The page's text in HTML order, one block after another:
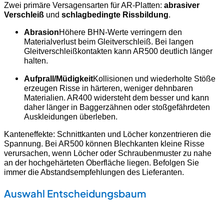
Zwei primäre Versagensarten für AR-Platten: abrasiver
Verschleiß und schlagbedingte Rissbildung.
AbrasionHöhere BHN-Werte verringern den
Materialverlust beim Gleitverschleiß. Bei langen
Gleitverschleißkontakten kann AR500 deutlich länger
halten.
Aufprall/MüdigkeitKollisionen und wiederholte Stöße
erzeugen Risse in härteren, weniger dehnbaren
Materialien. AR400 widersteht dem besser und kann
daher länger in Baggerzähnen oder stoßgefährdeten
Auskleidungen überleben.
Kanteneffekte: Schnittkanten und Löcher konzentrieren die
Spannung. Bei AR500 können Blechkanten kleine Risse
verursachen, wenn Löcher oder Schraubenmuster zu nahe
an der hochgehärteten Oberfläche liegen. Befolgen Sie
immer die Abstandsempfehlungen des Lieferanten.
Auswahl Entscheidungsbaum